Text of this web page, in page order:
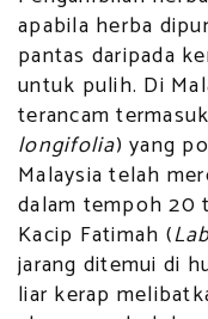
apabila herba
pantas daripada
untuk pulih. Di
terancam
longifolia) yang
Malaysia telah
dalam tempoh 20
Kacip Fatimah (
jarang ditemui di
liar kerap